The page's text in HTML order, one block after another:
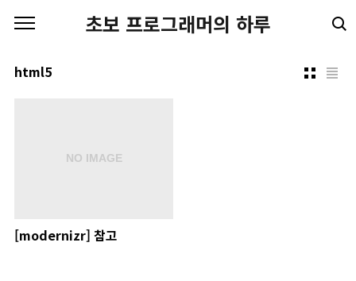
초보 프로그래머의 하루
html5
[modernizr] 참고